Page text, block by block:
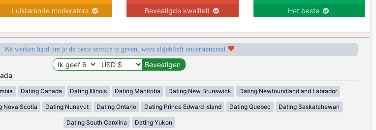
Luisterende moderators Bevestigde kwaliteit Het beste
We werken hard om je de beste service te geven, wees alsjeblieft ondersteunend
Dating Canada Dating Illinois Dating Manitoba Dating New Brunswick Dating Newfoundland and Labrador
Nova Scotia Dating Nunavut Dating Ontario Dating Prince Edward Island Dating Quebec Dating Saskatchewan
Dating South Carolina Dating Yukon